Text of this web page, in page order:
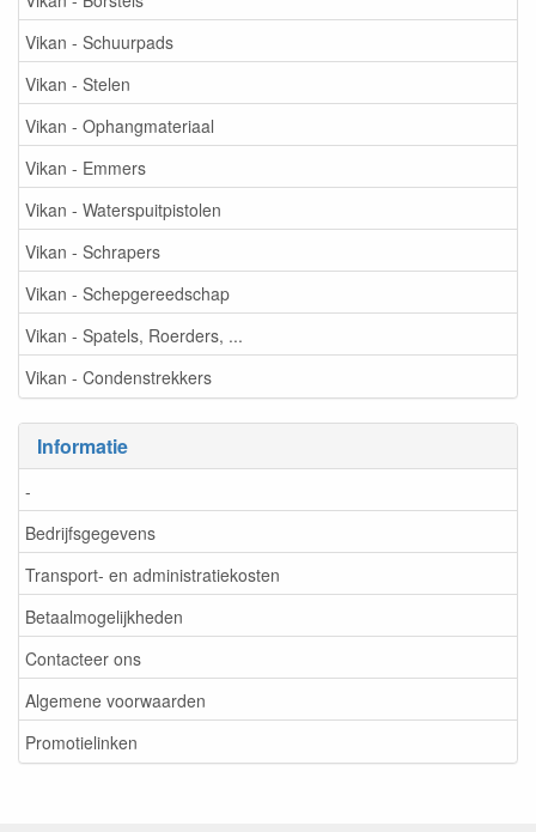
Vikan - Schuurpads
Vikan - Stelen
Vikan - Ophangmateriaal
Vikan - Emmers
Vikan - Waterspuitpistolen
Vikan - Schrapers
Vikan - Schepgereedschap
Vikan - Spatels, Roerders, ...
Vikan - Condenstrekkers
Informatie
-
Bedrijfsgegevens
Transport- en administratiekosten
Betaalmogelijkheden
Contacteer ons
Algemene voorwaarden
Promotielinken